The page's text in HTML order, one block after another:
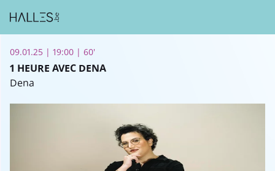
09.01.25 | 19:00 | 60'
1 HEURE AVEC DENA
Dena